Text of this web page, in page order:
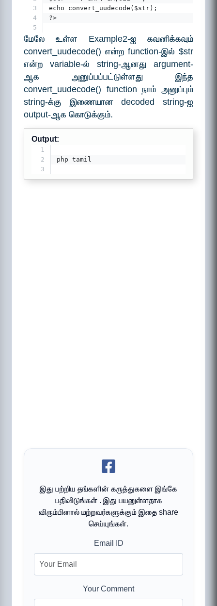
3
echo convert_uudecode($str);
4
?>
5
மேலே உள்ள Example2-ஐ கவனிக்கவும்
convert_uudecode() என்ற function-இல் $str
என்ற variable-ல் string-ஆனது argument-
ஆக அனுப்பப்பட்டுள்ளது இந்த
convert_uudecode() function நாம் அனுப்பும்
string-க்கு இணையான decoded string-ஐ
output-ஆக கொடுக்கும்.
Output:
1
2
php tamil
3
இது பற்றிய தங்களின் கருத்துகளை இங்கே
பதிவிடுங்கள் . இது பயனுள்ளதாக
விரும்பினால் மற்றவர்களுக்கும் இதை share
செய்யுங்கள்.
Email ID
Your Comment